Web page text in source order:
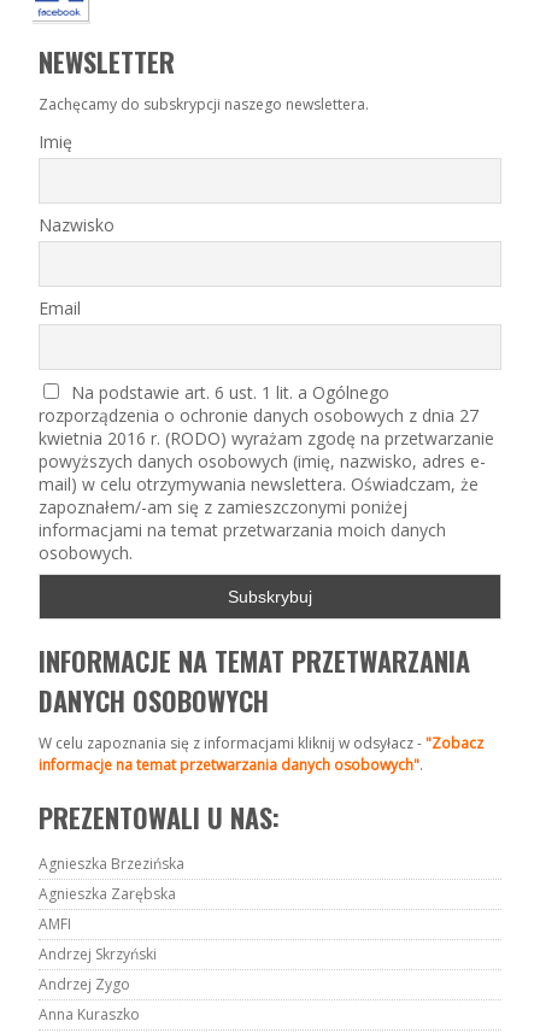
NEWSLETTER
Zachęcamy do subskrypcji naszego newslettera.
Imię
Nazwisko
Email
Na podstawie art. 6 ust. 1 lit. a Ogólnego
rozporządzenia o ochronie danych osobowych z dnia 27
kwietnia 2016 r. (RODO) wyrażam zgodę na przetwarzanie
powyższych danych osobowych (imię, nazwisko, adres e-
mail) w celu otrzymywania newslettera. Oświadczam, że
zapoznałem/-am się z zamieszczonymi poniżej
informacjami na temat przetwarzania moich danych
osobowych.
INFORMACJE NA TEMAT PRZETWARZANIA
DANYCH OSOBOWYCH
W celu zapoznania się z informacjami kliknij w odsyłacz -"Zobacz
informacje na temat przetwarzania danych osobowych".
PREZENTOWALI U NAS:
Agnieszka Brzezińska
Agnieszka Zarębska
AMFI
Andrzej Skrzyński
Andrzej Zygo
Anna Kuraszko